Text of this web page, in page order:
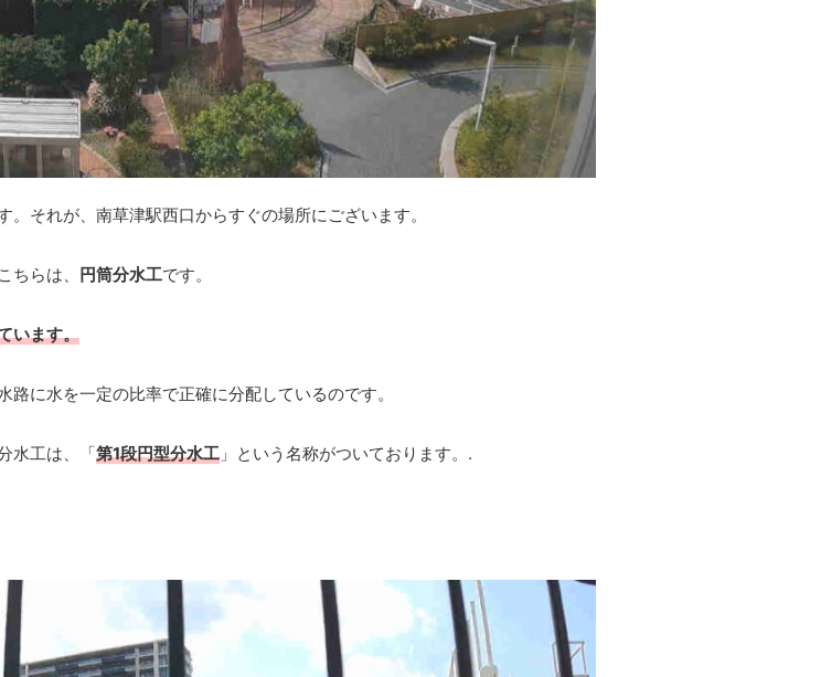
。それが、南草津駅西口からすぐの場所にございます。
ちらは、 円筒分水工です。
います。
に水を一定の比率で正確に分配しているのです。
水工は、「第1段円型分水工 」という名称がついております。.